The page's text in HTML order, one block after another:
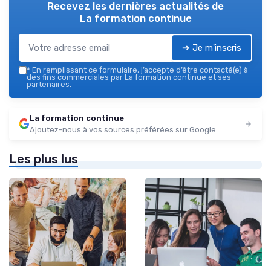
Recevez les dernières actualités de
La formation continue
➔ Je m'inscris
* En remplissant ce formulaire, j’accepte d’être contacté(e) à
des fins commerciales par La formation continue et ses
partenaires.
La formation continue
Ajoutez-nous à vos sources préférées sur Google
Les plus lus